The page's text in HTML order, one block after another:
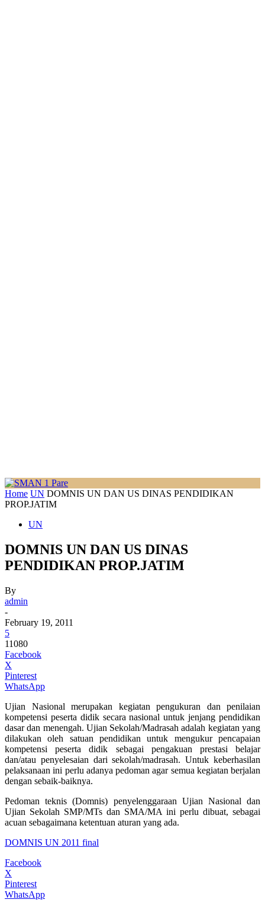
Home UN DOMNIS UN DAN US DINAS PENDIDIKAN
PROP.JATIM
UN
DOMNIS UN DAN US DINAS
PENDIDIKAN PROP.JATIM
By
admin
-
February 19, 2011
5
11080
Facebook
X
Pinterest
WhatsApp
Ujian Nasional merupakan kegiatan pengukuran dan penilaian
kompetensi peserta didik secara nasional untuk jenjang pendidikan
dasar dan menengah. Ujian Sekolah/Madrasah adalah kegiatan yang
dilakukan oleh satuan pendidikan untuk mengukur pencapaian
kompetensi peserta didik sebagai pengakuan prestasi belajar
dan/atau penyelesaian dari sekolah/madrasah. Untuk keberhasilan
pelaksanaan ini perlu adanya pedoman agar semua kegiatan berjalan
dengan sebaik-baiknya.
Pedoman teknis (Domnis) penyelenggaraan Ujian Nasional dan
Ujian Sekolah SMP/MTs dan SMA/MA ini perlu dibuat, sebagai
acuan sebagaimana ketentuan aturan yang ada.
DOMNIS UN 2011 final
Facebook
X
Pinterest
WhatsApp